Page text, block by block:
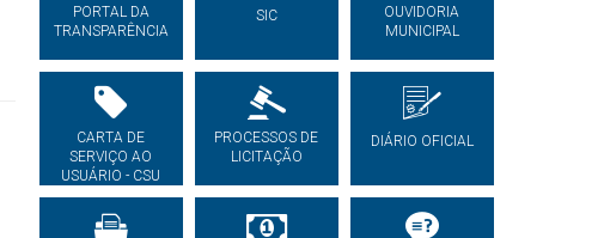
PORTAL DA
TRANSPARÊNCIA
SIC
OUVIDORIA
MUNICIPAL
CARTA DE
SERVIÇO AO
USUÁRIO - CSU
PROCESSOS DE
LICITAÇÃO
DIÁRIO OFICIAL